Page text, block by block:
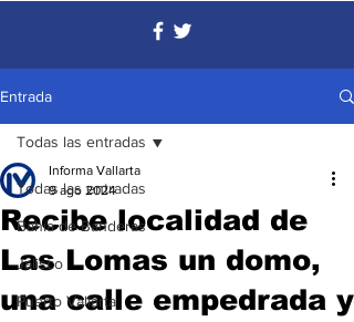
Entrada
Todas las entradas
Bahía de Banderas
Jalisco
Puerto Vallarta
Todas las entradas
Recibe localidad de
Las Lomas un domo,
una calle empedrada y
Informa Vallarta
9 ago 2024